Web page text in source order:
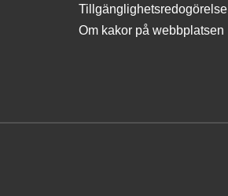
Tillgänglighetsredogörelse
Om kakor på webbplatsen